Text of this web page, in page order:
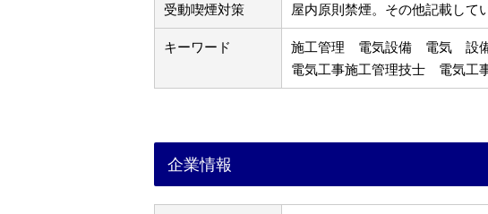
受動喫煙対策 屋内原則禁煙。その他記載して
キーワード
施工管理 電気設備 電気 設
電気工事施工管理技士 電気
企業情報